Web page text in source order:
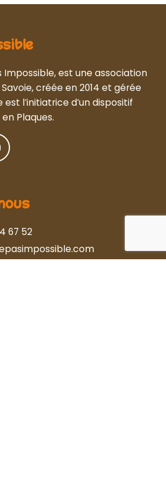
Impossible, est une association
créée en 2014 et gérée
l’initiatrice d’un dispositif
Plaques.
67 52